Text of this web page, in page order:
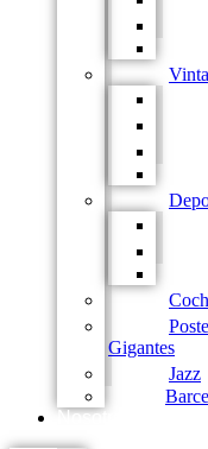
Gigantes
Jazz
Nosotros